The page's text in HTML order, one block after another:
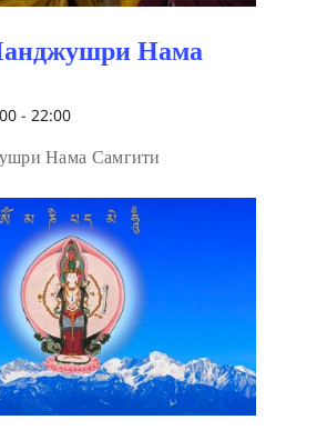
Нама
- 22:00
Нама Самгити